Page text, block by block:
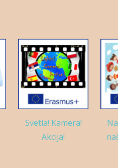
Svetla! Kamera!
Akcija!